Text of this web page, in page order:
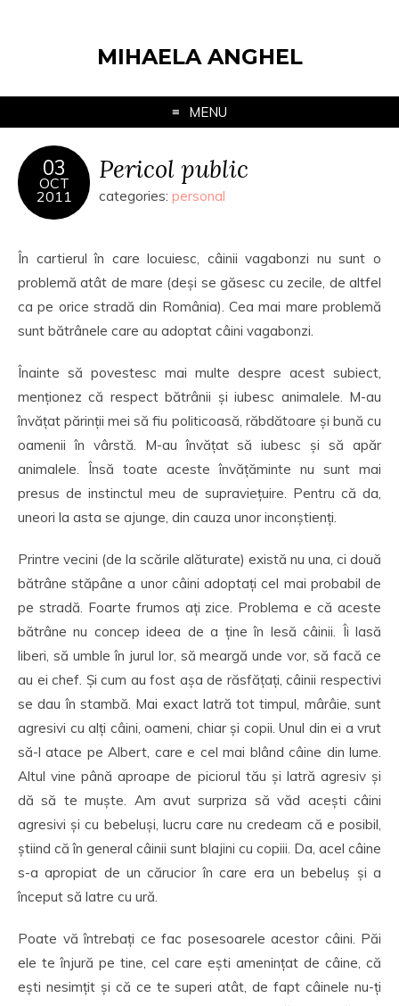
MIHAELA ANGHEL
MENU
03
OCT
2011
Pericol public
categories: personal
În cartierul în care locuiesc, câinii vagabonzi nu sunt o
problemă atât de mare (deși se găsesc cu zecile, de altfel
ca pe orice stradă din România). Cea mai mare problemă
sunt bătrânele care au adoptat câini vagabonzi.
Înainte să povestesc mai multe despre acest subiect,
menționez că respect bătrânii și iubesc animalele. M-au
învățat părinții mei să fiu politicoasă, răbdătoare și bună cu
oamenii în vârstă. M-au învățat să iubesc și să apăr
animalele. Însă toate aceste învățăminte nu sunt mai
presus de instinctul meu de supraviețuire. Pentru că da,
uneori la asta se ajunge, din cauza unor inconștienți.
Printre vecini (de la scările alăturate) există nu una, ci două
bătrâne stăpâne a unor câini adoptați cel mai probabil de
pe stradă. Foarte frumos ați zice. Problema e că aceste
bătrâne nu concep ideea de a ține în lesă câinii. Îi lasă
liberi, să umble în jurul lor, să meargă unde vor, să facă ce
au ei chef. Și cum au fost așa de răsfățați, câinii respectivi
se dau în stambă. Mai exact latră tot timpul, mârâie, sunt
agresivi cu alți câini, oameni, chiar și copii. Unul din ei a vrut
să-l atace pe Albert, care e cel mai blând câine din lume.
Altul vine până aproape de piciorul tău și latră agresiv și
dă să te muște. Am avut surpriza să văd acești câini
agresivi și cu bebeluși, lucru care nu credeam că e posibil,
știind că în general câinii sunt blajini cu copiii. Da, acel câine
s-a apropiat de un cărucior în care era un bebeluș și a
început să latre cu ură.
Poate vă întrebați ce fac posesoarele acestor câini. Păi
ele te înjură pe tine, cel care ești amenințat de câine, că
ești nesimțit și că ce te superi atât, de fapt câinele nu-ți